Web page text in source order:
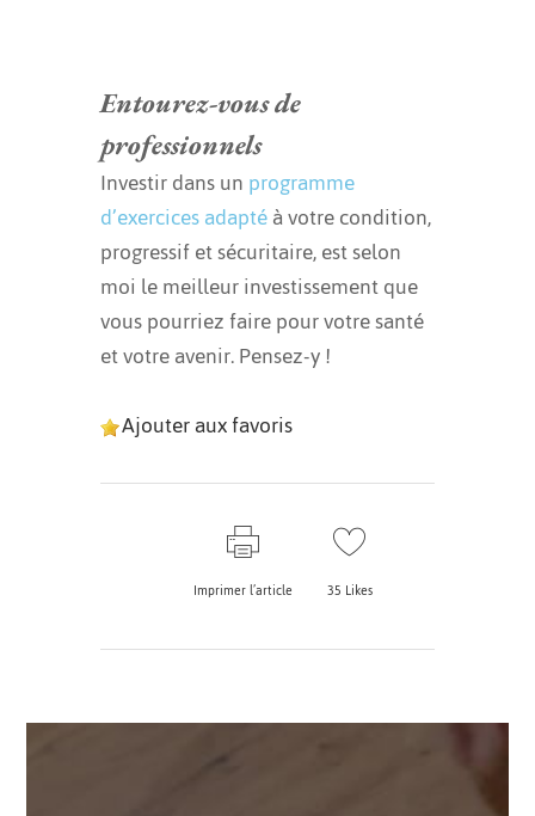
Entourez-vous de
professionnels
Investir dans unprogramme
d’exercices adaptéà votre condition,
progressif et sécuritaire, est selon
moi le meilleur investissement que
vous pourriez faire pour votre santé
et votre avenir. Pensez-y !
Ajouter aux favoris
Imprimer l’article 35 Likes